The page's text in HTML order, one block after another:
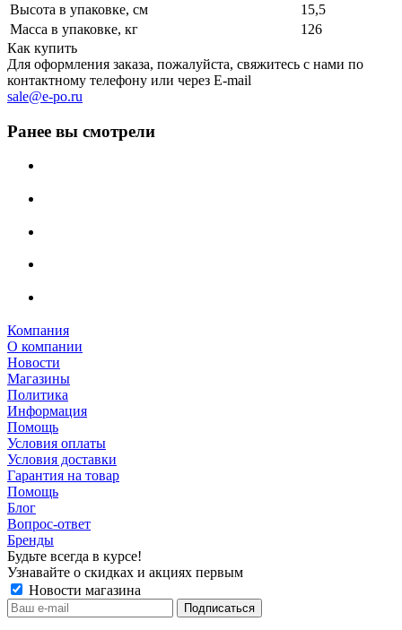
Высота в упаковке, см
15,5
Масса в упаковке, кг
126
Как купить
Для оформления заказа, пожалуйста, свяжитесь с нами по
контактному телефону или через E-mail
sale@e-po.ru
Ранее вы смотрели
Компания
О компании
Новости
Магазины
Политика
Информация
Помощь
Условия оплаты
Условия доставки
Гарантия на товар
Помощь
Блог
Вопрос-ответ
Бренды
Будьте всегда в курсе!
Узнавайте о скидках и акциях первым
Новости магазина